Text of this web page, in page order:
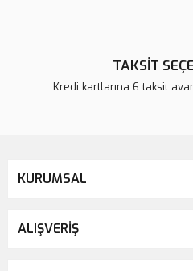
TAKSİT
Kredi kartlarına 6 taksit
KURUMSAL
ALIŞVERİŞ